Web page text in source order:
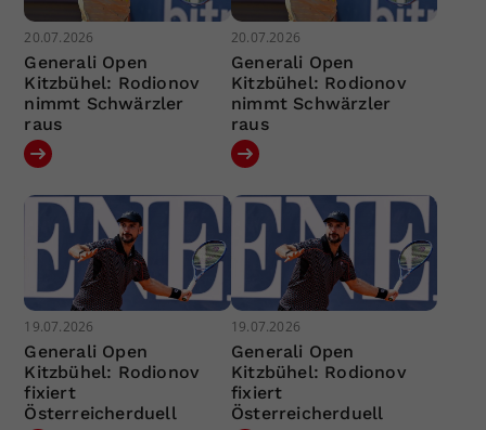
20.07.2026
Generali Open
Kitzbühel: Rodionov
nimmt Schwärzler
raus
20.07.2026
Generali Open
Kitzbühel: Rodionov
nimmt Schwärzler
raus
19.07.2026
Generali Open
Kitzbühel: Rodionov
fixiert
Österreicherduell
19.07.2026
Generali Open
Kitzbühel: Rodionov
fixiert
Österreicherduell